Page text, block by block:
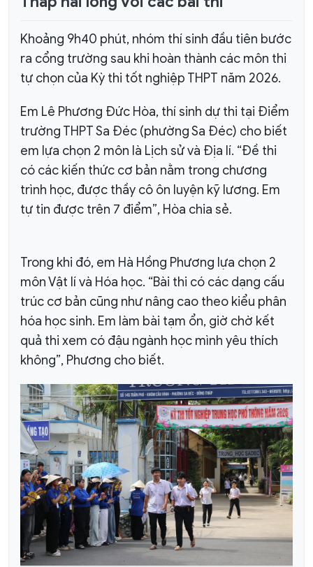
Khoảng 9h40 phút, nhóm thí sinh đầu tiên bước
ra cổng trường sau khi hoàn thành các môn thi
tự chọn của Kỳ thi tốt nghiệp THPT năm 2026.
Em Lê Phương Đức Hòa, thí sinh dự thi tại Điểm
trường THPT Sa Đéc (phường Sa Đéc) cho biết
em lựa chọn 2 môn là Lịch sử và Địa lí. “Đề thi
có các kiến thức cơ bản nằm trong chương
trình học, được thầy cô ôn luyện kỹ lương. Em
tự tin được trên 7 điểm”, Hòa chia sẻ.
Trong khi đó, em Hà Hồng Phương lựa chọn 2
môn Vật lí và Hóa học. “Bài thi có các dạng cấu
trúc cơ bản cũng như nâng cao theo kiểu phân
hóa học sinh. Em làm bài tạm ổn, giờ chờ kết
quả thi xem có đậu ngành học mình yêu thích
không”, Phương cho biết.